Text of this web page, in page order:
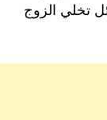
تخلي الزوج